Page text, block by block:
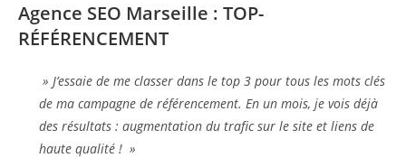
Agence SEO Marseille : TOP-
RÉFÉRENCEMENT
» J’essaie de me classer dans le top 3 pour tous les mots clés
de ma campagne de référencement. En un mois, je vois déjà
des résultats : augmentation du trafic sur le site et liens de
haute qualité ! »